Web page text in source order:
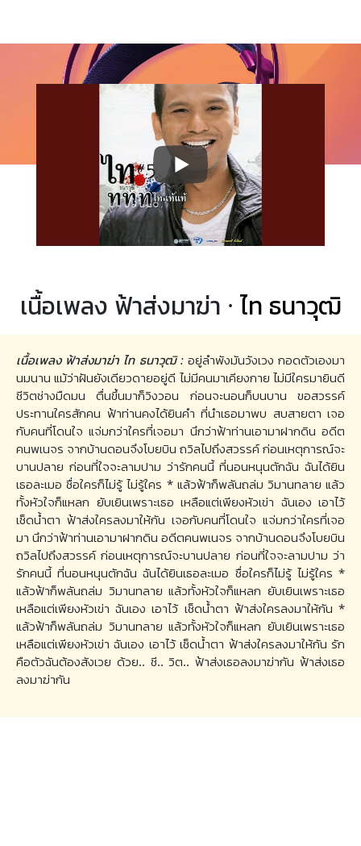
เนื้อเพลง ฟ้าส่งมาฆ่า · ไท ธนาวุฒิ
เนื้อเพลง ฟ้าส่งมาฆ่า ไท ธนาวุฒิ : อยู่ลำพังมันวังเวง กอดตัวเองมา
นมนาน แม้ว่าฝันยังเดียวดายอยู่ดี ไม่มีคนมาเคียงกาย ไม่มีใครมายินดี
ชีวิตช่างมืดมน ตื่นขึ้นมาก็วิงวอน ก่อนจะนอนก็บนบาน ขอสวรรค์
ประทานใครสักคน ฟ้าท่านคงได้ยินคำ ที่นำเธอมาพบ สบสายตา เจอ
กับคนที่โดนใจ แจ่มกว่าใครที่เจอมา นึกว่าฟ้าท่านเอามาฝากดิน อดีต
คนพเนจร จากบ้านดอนจึงโบยบิน ถวิลไปถึงสวรรค์ ก่อนเหตุการณ์จะ
บานปลาย ก่อนที่ใจจะลามปาม ว่ารักคนนี้ ที่นอนหนุนตักฉัน ฉันได้ยิน
เธอละเมอ ชื่อใครก็ไม่รู้ ไม่รู้ใคร * แล้วฟ้าก็พลันถล่ม วิมานทลาย แล้ว
ทั้งหัวใจก็แหลก ยับเยินเพราะเธอ เหลือแต่เพียงหัวเข่า ฉันเอง เอาไว้
เช็ดน้ำตา ฟ้าส่งใครลงมาให้กัน เจอกับคนที่โดนใจ แจ่มกว่าใครที่เจอ
มา นึกว่าฟ้าท่านเอามาฝากดิน อดีตคนพเนจร จากบ้านดอนจึงโบยบิน
ถวิลไปถึงสวรรค์ ก่อนเหตุการณ์จะบานปลาย ก่อนที่ใจจะลามปาม ว่า
รักคนนี้ ที่นอนหนุนตักฉัน ฉันได้ยินเธอละเมอ ชื่อใครก็ไม่รู้ ไม่รู้ใคร *
แล้วฟ้าก็พลันถล่ม วิมานทลาย แล้วทั้งหัวใจก็แหลก ยับเยินเพราะเธอ
เหลือแต่เพียงหัวเข่า ฉันเอง เอาไว้ เช็ดน้ำตา ฟ้าส่งใครลงมาให้กัน *
แล้วฟ้าก็พลันถล่ม วิมานทลาย แล้วทั้งหัวใจก็แหลก ยับเยินเพราะเธอ
เหลือแต่เพียงหัวเข่า ฉันเอง เอาไว้ เช็ดน้ำตา ฟ้าส่งใครลงมาให้กัน รัก
คือตัวฉันต้องสังเวย ด้วย.. ชี.. วิต.. ฟ้าส่งเธอลงมาฆ่ากัน ฟ้าส่งเธอ
ลงมาฆ่ากัน